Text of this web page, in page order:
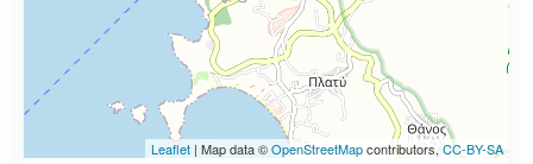
Leaflet | Map data ©OpenStreetMapcontributors, CC-BY-SA